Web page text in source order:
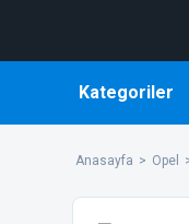
Kategoriler
Anasayfa Opel